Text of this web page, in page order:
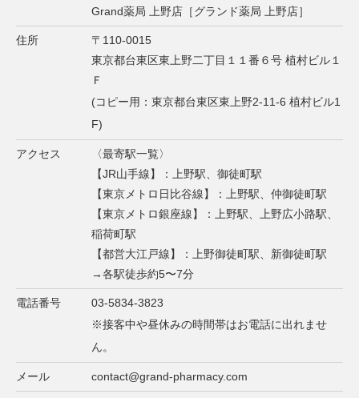
Grand薬局 上野店［グランド薬局 上野店］
住所
〒110-0015
東京都台東区東上野二丁目１１番６号 植村ビル１
Ｆ
(コピー用：東京都台東区東上野2-11-6 植村ビル1
F)
アクセス
〈最寄駅一覧〉
【JR山手線】：上野駅、御徒町駅
【東京メトロ日比谷線】：上野駅、仲御徒町駅
【東京メトロ銀座線】：上野駅、上野広小路駅、
稲荷町駅
【都営大江戸線】：上野御徒町駅、新御徒町駅
→各駅徒歩約5〜7分
電話番号
03-5834-3823
※接客中や昼休みの時間帯はお電話に出れませ
ん。
メール contact@grand-pharmacy.com